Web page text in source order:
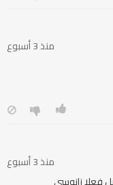
منذ 3 أسبوع
منذ 3 أسبوع